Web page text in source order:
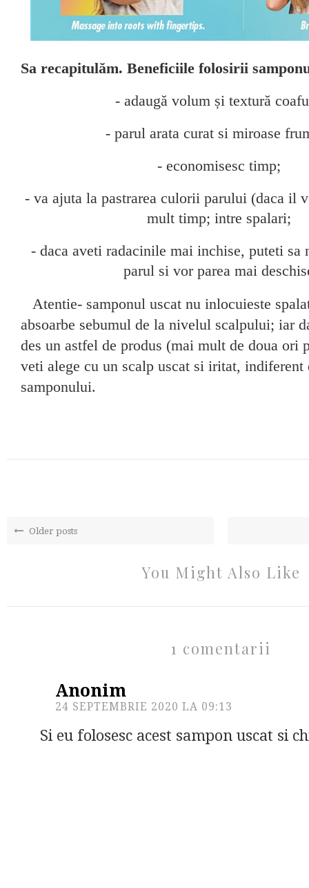
Sa recapitulăm. Beneficiile folosirii
- adaugă volum și textură
- parul arata curat si miroase
- economisesc timp;
- va ajuta la pastrarea culorii parului (daca il
mult timp; intre spalari;
- daca aveti radacinile mai inchise, puteti sa
parul si vor parea mai
Atentie- samponul uscat nu inlocuieste
absoarbe sebumul de la nivelul scalpului; iar
des un astfel de produs (mai mult de doua ori
veti alege cu un scalp uscat si iritat, indiferent
samponului.
Older posts
You Might Also Like
1 comentarii
Anonim
24 SEPTEMBRIE 2020 LA 09:13
Si eu folosesc acest sampon uscat si